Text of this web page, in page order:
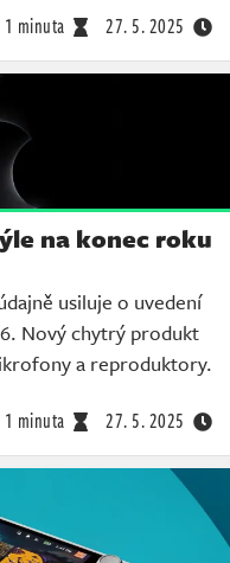
1 minuta 27. 5. 2025
na konec roku
usiluje o uvedení
Nový chytrý produkt
a reproduktory.
1 minuta 27. 5. 2025